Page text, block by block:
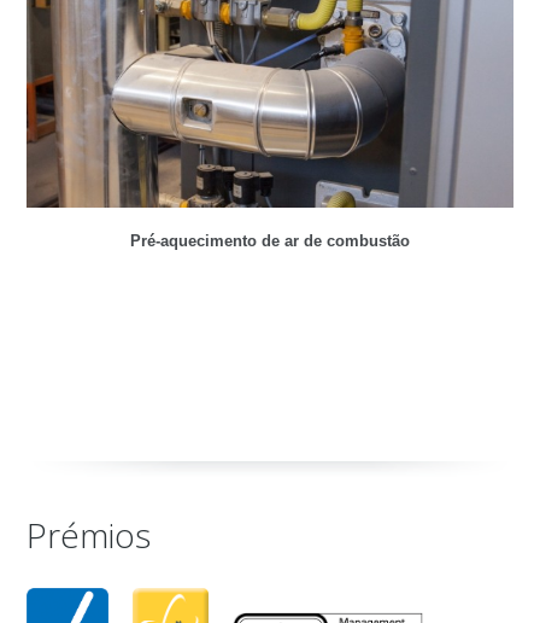
Pré-aquecimento de ar de combustão
Prémios